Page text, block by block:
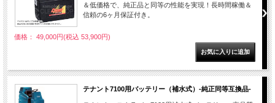
＆低価格で、純正品と同等の性能を実現！長時間稼働＆
信頼の6ヶ月保証付き。
価格： 49,000円(税込 53,900円)
テナント7100用バッテリー（補水式）-純正同等互換品-